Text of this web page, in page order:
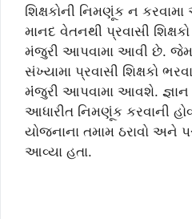
શિક્ષકોની નિમણૂંક ન
માનદ વેતનથી પ્રવાસી
મંજુરી આપવામા આવી છે. જેમા
સંખ્યામા પ્રવાસી શિક્ષકો
મંંજુરી આપવામા આવશે. જ્ઞાન
આધારીત નિમણૂંક કરવાની
યોજનાના તમામ ઠરાવો અને
આવ્યા હતા.